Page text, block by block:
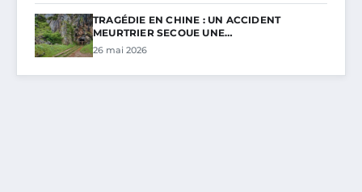
TRAGÉDIE EN CHINE : UN ACCIDENT
MEURTRIER SECOUE UNE…
26 mai 2026